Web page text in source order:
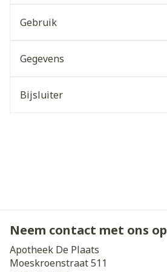
Gebruik
Gegevens
Bijsluiter
Neem contact met ons op
Apotheek De Plaats
Moeskroenstraat 511